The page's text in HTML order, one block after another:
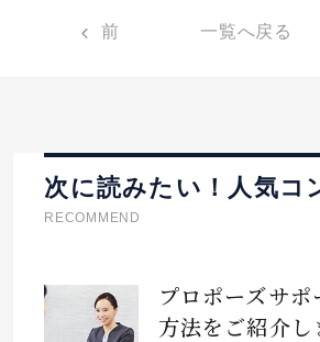
前 一覧へ戻る
次に読みたい！人気コ
RECOMMEND
プロポーズサ
方法をご紹介し